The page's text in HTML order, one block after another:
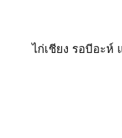
ไก่เชียง รอบีอะห์